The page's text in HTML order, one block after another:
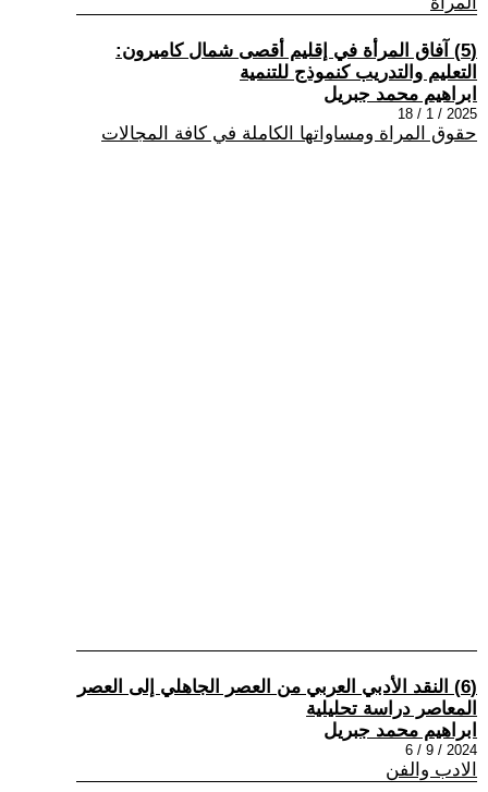
(5) آفاق المرأة في إقليم أقصى شمال كاميرون:
التعليم والتدريب كنموذج للتنمية
ابراهيم محمد جبريل
2025 / 1 / 18
حقوق المراة ومساواتها الكاملة في كافة المجالات
(6) النقد الأدبي العربي من العصر الجاهلي إلى العصر
المعاصر دراسة تحليلية
ابراهيم محمد جبريل
2024 / 9 / 6
الادب والفن